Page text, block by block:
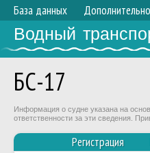
База данных Дополнительно
Водный
БС-17
Информация о судне указана на
ответственности за эти сведения.
Регистрация